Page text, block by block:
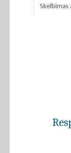
Skelbimas